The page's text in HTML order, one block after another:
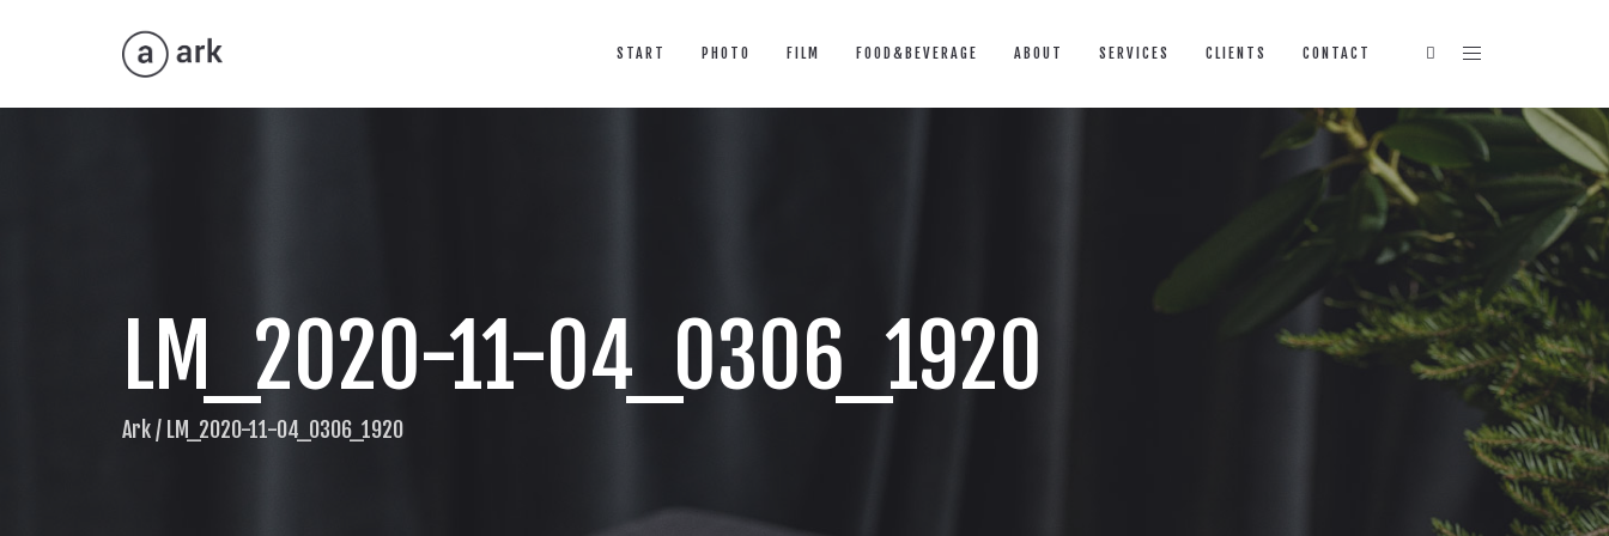
START PHOTO FILM FOOD&BEVERAGE ABOUT SERVICES CLIENTS CONTACT
LM_2020-11-04_0306_1920
Ark/ LM_2020-11-04_0306_1920